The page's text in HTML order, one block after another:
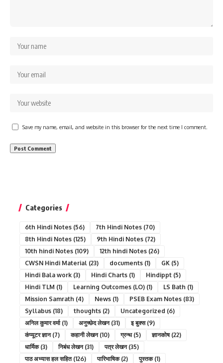
Save my name, email, and website in this browser for the next time I comment.
Categories
6th Hindi Notes (56) 7th Hindi Notes (70)
8th Hindi Notes (125) 9th Hindi Notes (72)
10th hindi Notes (109) 12th hindi Notes (26)
CWSN Hindi Material (23) documents (1) GK (5)
Hindi Bala work (3) Hindi Charts (1) Hindippt (5)
Hindi TLM (1) Learning Outcomes (LO) (1) LS Bath (1)
Mission Samrath (4) News (1) PSEB Exam Notes (83)
Syllabus (18) thoughts (2) Uncategorized (6)
अनिल कुमार वर्मा(1) अनुच्छेद लेखन(31) इ बुक्स(9)
कंप्यूटर ज्ञान(7) कहानी लेखन(10) ग्रन्थ(5) ज्ञानकोष(22)
धार्मिक(3) निबंध लेखन(31) पत्र लेखन(35)
पाठ अभ्यास हल सहित(126) पारिभाषिक(2) पुस्तक(1)